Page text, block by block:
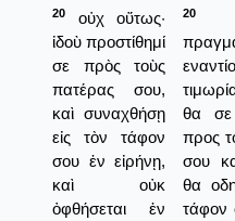
20
οὐχ οὕτως·
ἰδοὺ προστίθημί
σε πρὸς τοὺς
πατέρας σου,
καὶ συναχθήσῃ
εἰς τὸν τάφον
σου ἐν εἰρήνῃ,
καὶ οὐκ
ὀφθήσεται ἐν
20
θα σε
προς
σου
θα
τάφον